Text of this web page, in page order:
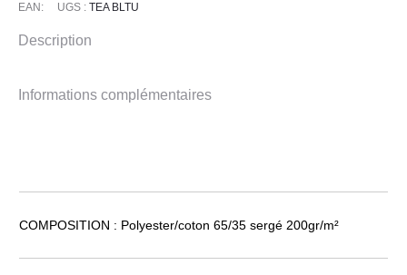
EAN: UGS : TEA BLTU
Description
Informations complémentaires
COMPOSITION : Polyester/coton 65/35 sergé 200gr/m²